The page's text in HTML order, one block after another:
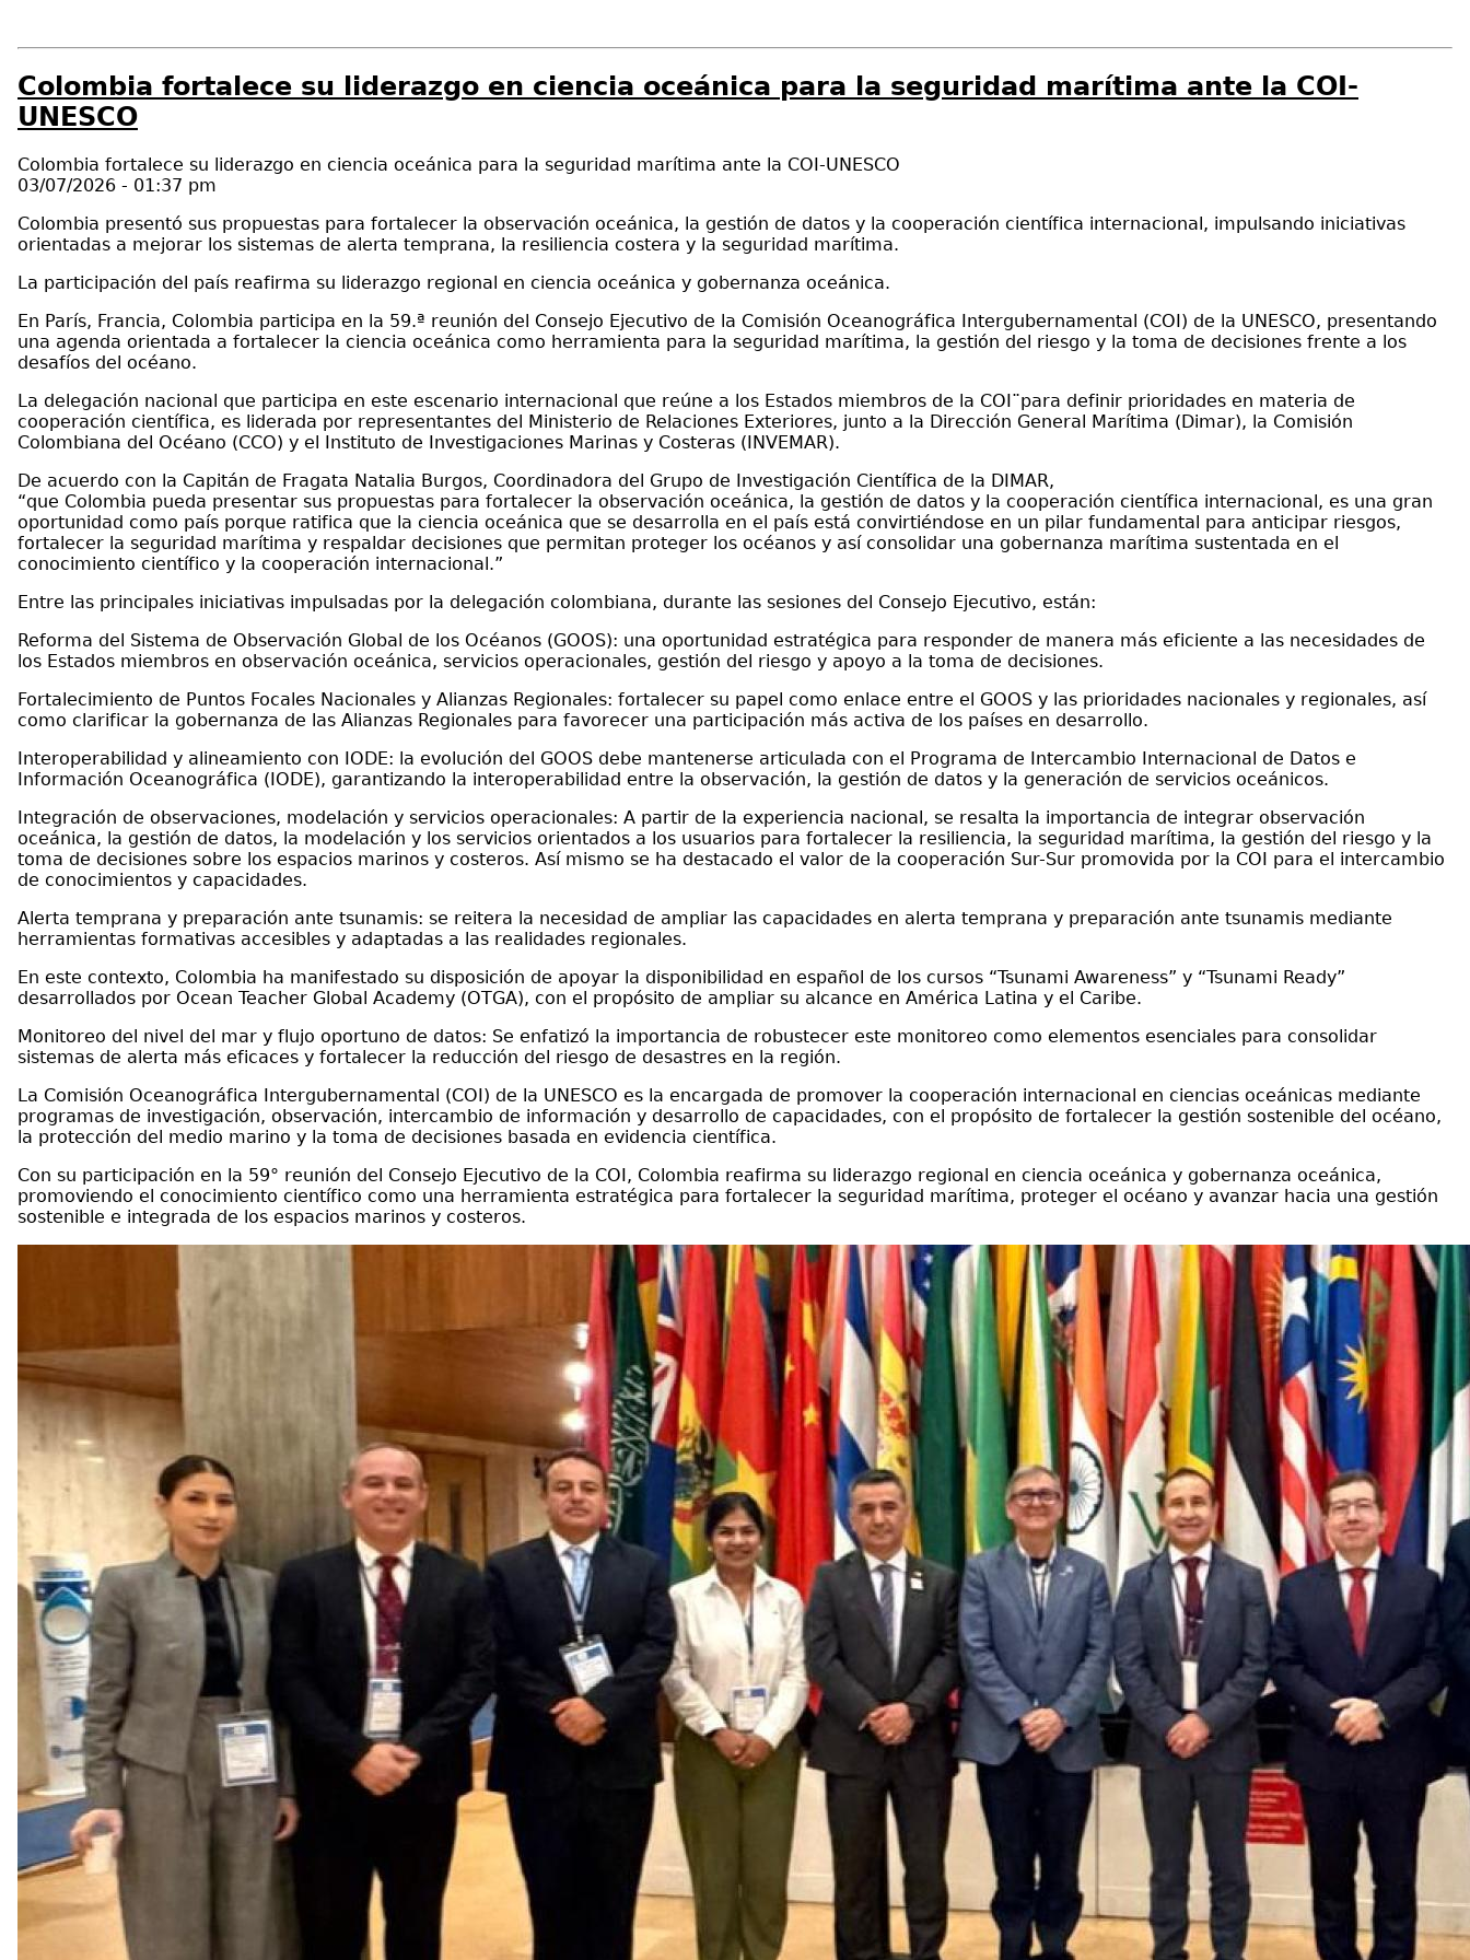
Colombia fortalece su liderazgo en ciencia oceánica para la seguridad marítima ante la COI-
UNESCO
Colombia fortalece su liderazgo en ciencia oceánica para la seguridad marítima ante la COI-UNESCO
03/07/2026 - 01:37 pm
Colombia presentó sus propuestas para fortalecer la observación oceánica, la gestión de datos y la cooperación científica internacional, impulsando iniciativas
orientadas a mejorar los sistemas de alerta temprana, la resiliencia costera y la seguridad marítima.
La participación del país reafirma su liderazgo regional en ciencia oceánica y gobernanza oceánica.
En París, Francia, Colombia participa en la 59.ª reunión del Consejo Ejecutivo de la Comisión Oceanográfica Intergubernamental (COI) de la UNESCO, presentando
una agenda orientada a fortalecer la ciencia oceánica como herramienta para la seguridad marítima, la gestión del riesgo y la toma de decisiones frente a los
desafíos del océano.
La delegación nacional que participa en este escenario internacional que reúne a los Estados miembros de la COI¨para definir prioridades en materia de
cooperación científica, es liderada por representantes del Ministerio de Relaciones Exteriores, junto a la Dirección General Marítima (Dimar), la Comisión
Colombiana del Océano (CCO) y el Instituto de Investigaciones Marinas y Costeras (INVEMAR).
De acuerdo con la Capitán de Fragata Natalia Burgos, Coordinadora del Grupo de Investigación Científica de la DIMAR,
“que Colombia pueda presentar sus propuestas para fortalecer la observación oceánica, la gestión de datos y la cooperación científica internacional, es una gran
oportunidad como país porque ratifica que la ciencia oceánica que se desarrolla en el país está convirtiéndose en un pilar fundamental para anticipar riesgos,
fortalecer la seguridad marítima y respaldar decisiones que permitan proteger los océanos y así consolidar una gobernanza marítima sustentada en el
conocimiento científico y la cooperación internacional.”
Entre las principales iniciativas impulsadas por la delegación colombiana, durante las sesiones del Consejo Ejecutivo, están:
Reforma del Sistema de Observación Global de los Océanos (GOOS): una oportunidad estratégica para responder de manera más eficiente a las necesidades de
los Estados miembros en observación oceánica, servicios operacionales, gestión del riesgo y apoyo a la toma de decisiones.
Fortalecimiento de Puntos Focales Nacionales y Alianzas Regionales: fortalecer su papel como enlace entre el GOOS y las prioridades nacionales y regionales, así
como clarificar la gobernanza de las Alianzas Regionales para favorecer una participación más activa de los países en desarrollo.
Interoperabilidad y alineamiento con IODE: la evolución del GOOS debe mantenerse articulada con el Programa de Intercambio Internacional de Datos e
Información Oceanográfica (IODE), garantizando la interoperabilidad entre la observación, la gestión de datos y la generación de servicios oceánicos.
Integración de observaciones, modelación y servicios operacionales: A partir de la experiencia nacional, se resalta la importancia de integrar observación
oceánica, la gestión de datos, la modelación y los servicios orientados a los usuarios para fortalecer la resiliencia, la seguridad marítima, la gestión del riesgo y la
toma de decisiones sobre los espacios marinos y costeros. Así mismo se ha destacado el valor de la cooperación Sur-Sur promovida por la COI para el intercambio
de conocimientos y capacidades.
Alerta temprana y preparación ante tsunamis: se reitera la necesidad de ampliar las capacidades en alerta temprana y preparación ante tsunamis mediante
herramientas formativas accesibles y adaptadas a las realidades regionales.
En este contexto, Colombia ha manifestado su disposición de apoyar la disponibilidad en español de los cursos “Tsunami Awareness” y “Tsunami Ready”
desarrollados por Ocean Teacher Global Academy (OTGA), con el propósito de ampliar su alcance en América Latina y el Caribe.
Monitoreo del nivel del mar y flujo oportuno de datos: Se enfatizó la importancia de robustecer este monitoreo como elementos esenciales para consolidar
sistemas de alerta más eficaces y fortalecer la reducción del riesgo de desastres en la región.
La Comisión Oceanográfica Intergubernamental (COI) de la UNESCO es la encargada de promover la cooperación internacional en ciencias oceánicas mediante
programas de investigación, observación, intercambio de información y desarrollo de capacidades, con el propósito de fortalecer la gestión sostenible del océano,
la protección del medio marino y la toma de decisiones basada en evidencia científica.
Con su participación en la 59° reunión del Consejo Ejecutivo de la COI, Colombia reafirma su liderazgo regional en ciencia oceánica y gobernanza oceánica,
promoviendo el conocimiento científico como una herramienta estratégica para fortalecer la seguridad marítima, proteger el océano y avanzar hacia una gestión
sostenible e integrada de los espacios marinos y costeros.